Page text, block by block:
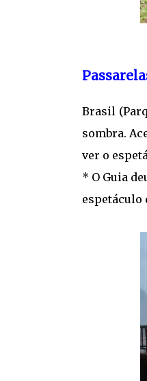
Brasil
sombra.
ver o
* O Guia
espetáculo